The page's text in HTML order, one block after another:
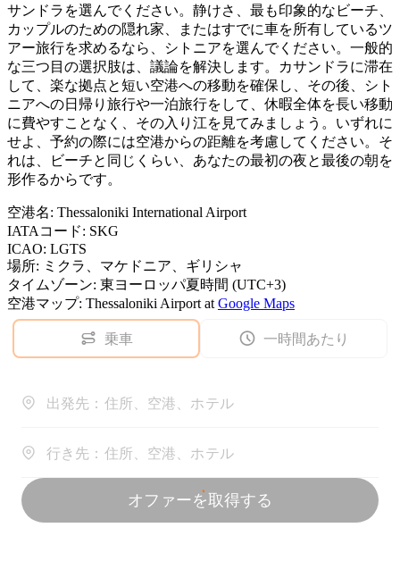
サンドラを選んでください。静けさ、最も印象的なビーチ、
カップルのための隠れ家、またはすでに車を所有しているツ
アー旅行を求めるなら、シトニアを選んでください。一般的
な三つ目の選択肢は、議論を解決します。カサンドラに滞在
して、楽な拠点と短い空港への移動を確保し、その後、シト
ニアへの日帰り旅行や一泊旅行をして、休暇全体を長い移動
に費やすことなく、その入り江を見てみましょう。いずれに
せよ、予約の際には空港からの距離を考慮してください。そ
れは、ビーチと同じくらい、あなたの最初の夜と最後の朝を
形作るからです。
空港名: Thessaloniki International Airport
IATAコード: SKG
ICAO: LGTS
場所: ミクラ、マケドニア、ギリシャ
タイムゾーン: 東ヨーロッパ夏時間 (UTC+3)
空港マップ: Thessaloniki Airport at Google Maps